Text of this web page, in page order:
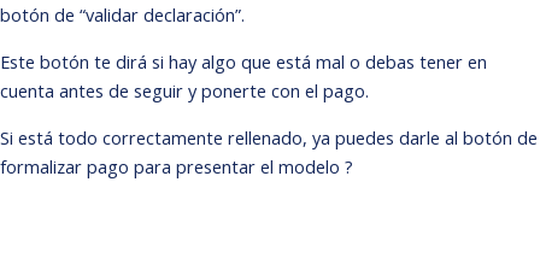
botón de “validar declaración”.
Este botón te dirá si hay algo que está mal o debas tener en
cuenta antes de seguir y ponerte con el pago.
Si está todo correctamente rellenado, ya puedes darle al botón de
formalizar pago para presentar el modelo ?